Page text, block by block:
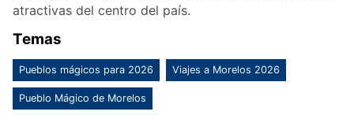
atractivas del centro del país.
Temas
Pueblos mágicos para 2026 Viajes a Morelos 2026
Pueblo Mágico de Morelos